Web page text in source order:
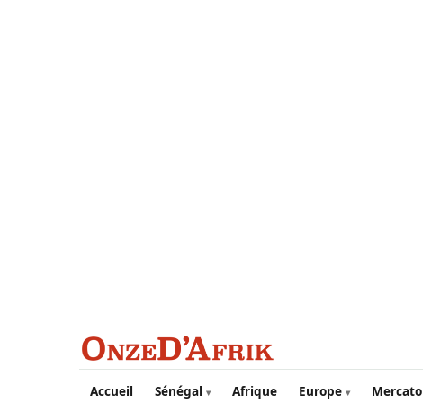
Aller au contenu principal
Accueil Sénégal Afrique Europe Mercato